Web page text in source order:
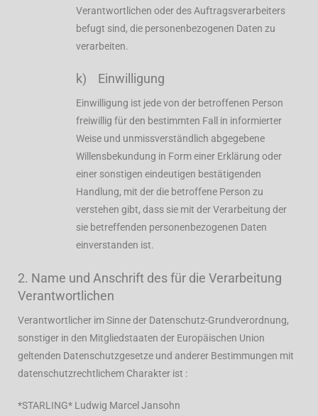
Verantwortlichen oder des Auftragsverarbeiters
befugt sind, die personenbezogenen Daten zu
verarbeiten.
k) Einwilligung
Einwilligung ist jede von der betroffenen Person
freiwillig für den bestimmten Fall in informierter
Weise und unmissverständlich abgegebene
Willensbekundung in Form einer Erklärung oder
einer sonstigen eindeutigen bestätigenden
Handlung, mit der die betroffene Person zu
verstehen gibt, dass sie mit der Verarbeitung der
sie betreffenden personenbezogenen Daten
einverstanden ist.
2. Name und Anschrift des für die Verarbeitung
Verantwortlichen
Verantwortlicher im Sinne der Datenschutz-Grundverordnung,
sonstiger in den Mitgliedstaaten der Europäischen Union
geltenden Datenschutzgesetze und anderer Bestimmungen mit
datenschutzrechtlichem Charakter ist :
*STARLING* Ludwig Marcel Jansohn